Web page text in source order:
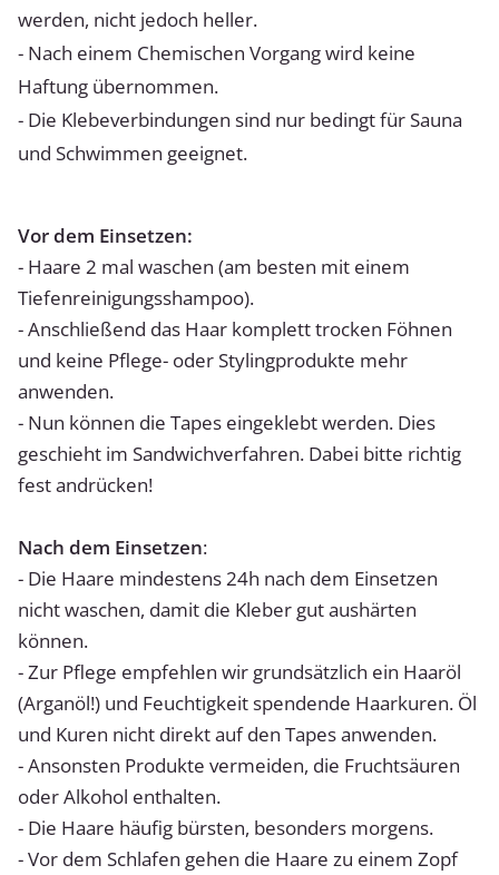
werden, nicht jedoch heller.
- Nach einem Chemischen Vorgang wird keine
Haftung übernommen.
- Die Klebeverbindungen sind nur bedingt für Sauna
und Schwimmen geeignet.
Vor dem Einsetzen:
- Haare 2 mal waschen (am besten mit einem
Tiefenreinigungsshampoo).
- Anschließend das Haar komplett trocken Föhnen
und keine Pflege- oder Stylingprodukte mehr
anwenden.
- Nun können die Tapes eingeklebt werden. Dies
geschieht im Sandwichverfahren. Dabei bitte richtig
fest andrücken!
Nach dem Einsetzen:
- Die Haare mindestens 24h nach dem Einsetzen
nicht waschen, damit die Kleber gut aushärten
können.
- Zur Pflege empfehlen wir grundsätzlich ein Haaröl
(Arganöl!) und Feuchtigkeit spendende Haarkuren. Öl
und Kuren nicht direkt auf den Tapes anwenden.
- Ansonsten Produkte vermeiden, die Fruchtsäuren
oder Alkohol enthalten.
- Die Haare häufig bürsten, besonders morgens.
- Vor dem Schlafen gehen die Haare zu einem Zopf